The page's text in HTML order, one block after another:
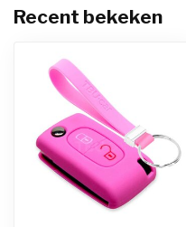
Recent bekeken